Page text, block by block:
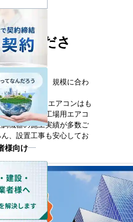
などの
せくださ
模空間には、規模に合わ
。
般的な業務用エアコンはも
や設備用・工場用エアコ
機器の施工実績が多数ご
、設置工事も安心してお
様向け